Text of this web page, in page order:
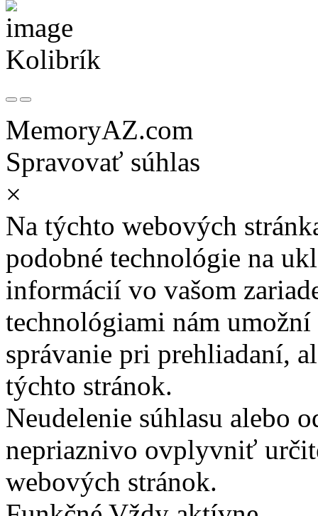
Kolibrík
MemoryAZ.com
Spravovať súhlas
×
Na týchto webových
podobné technológie na
informácií vo vašom
technológiami nám
správanie pri prehliadaní,
týchto stránok.
Neudelenie súhlasu alebo
nepriaznivo ovplyvniť
webových stránok.